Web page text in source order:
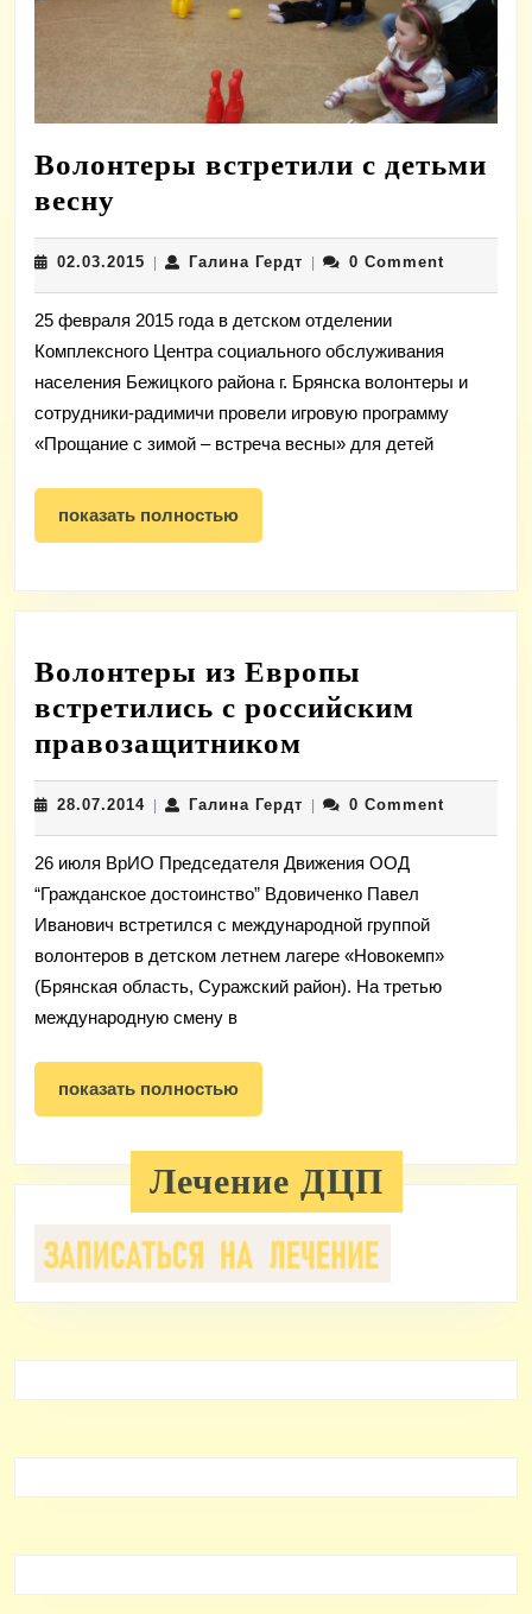
Волонтеры встретили с детьми
весну
встретили
с
детьми
весну
02.03.2015 02.03.2015
| Галина ГердтГалина
| 0 Comment
25 февраля 2015 года в детском отделении
Комплексного Центра социального обслуживания
населения Бежицкого района г. Брянска волонтеры и
сотрудники-радимичи провели игровую программу
«Прощание с зимой – встреча весны» для детей
показать полностьюпоказать
полностью
Волонтеры из Европы
встретились с российским
правозащитником
из
Европы
встретились
с
российским
28.07.201428.07.2014
| Галина ГердтГалина
| 0 Comment
26 июля ВрИО Председателя Движения ООД
“Гражданское достоинство” Вдовиченко Павел
Иванович встретился с международной группой
волонтеров в детском летнем лагере «Новокемп»
(Брянская область, Суражский район). На третью
международную смену в
показать полностьюпоказать
полностью
Лечение ДЦП